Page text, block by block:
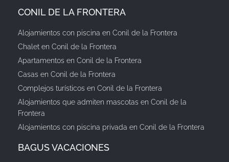
CONIL DE LA FRONTERA
Alojamientos con piscina en Conil de la Frontera
Chalet en Conil de la Frontera
Apartamentos en Conil de la Frontera
Casas en Conil de la Frontera
Complejos turísticos en Conil de la Frontera
Alojamientos que admiten mascotas en Conil de la
Frontera
Alojamientos con piscina privada en Conil de la Frontera
BAGUS VACACIONES